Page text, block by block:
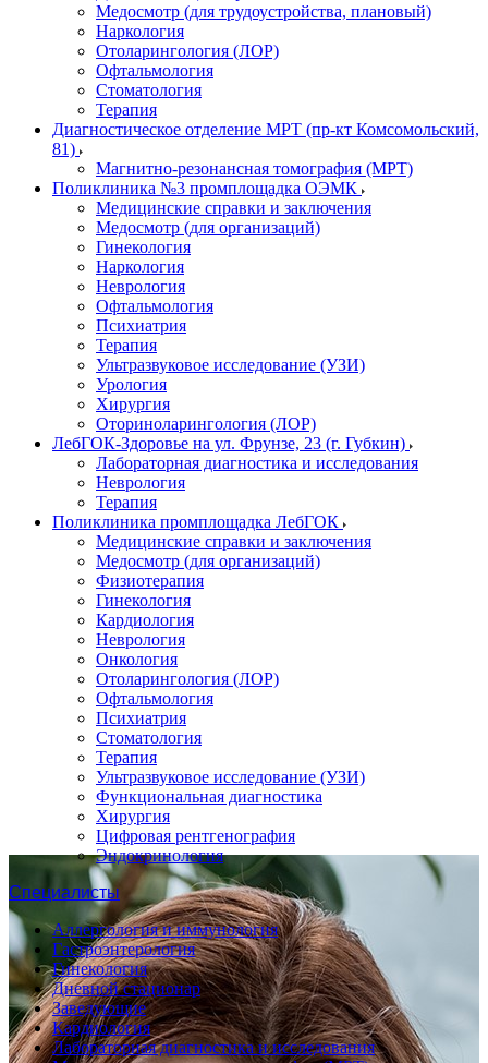
Медосмотр (для трудоустройства, плановый)
Наркология
Отоларингология (ЛОР)
Офтальмология
Стоматология
Терапия
Диагностическое отделение МРТ (пр-кт Комсомольский,
81)
Магнитно-резонансная томография (МРТ)
Поликлиника №3 промплощадка ОЭМК
Медицинские справки и заключения
Медосмотр (для организаций)
Гинекология
Наркология
Неврология
Офтальмология
Психиатрия
Терапия
Ультразвуковое исследование (УЗИ)
Урология
Хирургия
Оториноларингология (ЛОР)
ЛебГОК-Здоровье на ул. Фрунзе, 23 (г. Губкин)
Лабораторная диагностика и исследования
Неврология
Терапия
Поликлиника промплощадка ЛебГОК
Медицинские справки и заключения
Медосмотр (для организаций)
Физиотерапия
Гинекология
Кардиология
Неврология
Онкология
Отоларингология (ЛОР)
Офтальмология
Психиатрия
Стоматология
Терапия
Ультразвуковое исследование (УЗИ)
Функциональная диагностика
Хирургия
Цифровая рентгенография
Эндокринология
Специалисты
Аллергология и иммунология
Гастроэнтерология
Гинекология
Дневной стационар
Заведующие
Кардиология
Лабораторная диагностика и исследования